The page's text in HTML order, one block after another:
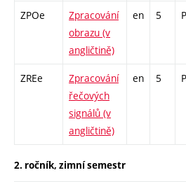
ZPOe
Zpracování
obrazu (v
angličtině)
en 5
ZREe
Zpracování
řečových
signálů (v
angličtině)
en 5
2. ročník, zimní semestr